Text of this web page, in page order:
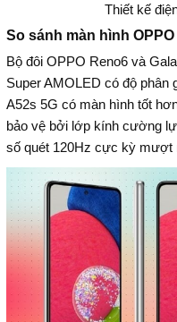
Thiết kế
So sánh màn hình
Bộ đôi OPPO Reno6 và
Super AMOLED có độ phân
A52s 5G có màn hình tốt
bảo vệ bởi lớp kính cường
số quét 120Hz cực kỳ mượt